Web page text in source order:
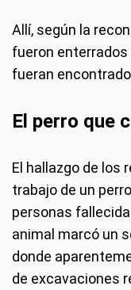
Allí, según la
fueron
fueran
El perro que
El hallazgo de los
trabajo de un
personas
animal marcó un
donde
de excavaciones